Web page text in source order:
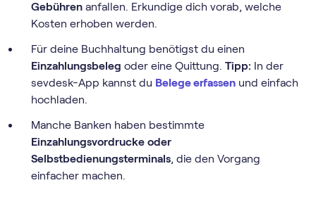
Gebühren anfallen. Erkundige dich vorab, welche
Kosten erhoben werden.
Für deine Buchhaltung benötigst du einen
Einzahlungsbeleg oder eine Quittung. Tipp: In der
sevdesk-App kannst du Belege erfassen und einfach
hochladen.
Manche Banken haben bestimmte
Einzahlungsvordrucke oder
Selbstbedienungsterminals, die den Vorgang
einfacher machen.